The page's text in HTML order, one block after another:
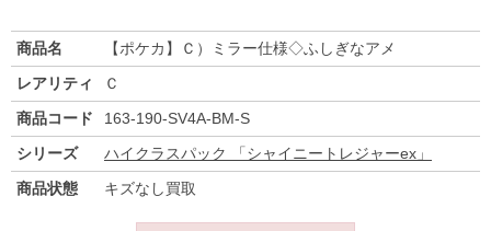
商品名
【ポケカ】Ｃ）ミラー仕様◇ふしぎなアメ
レアリティ
Ｃ
商品コード
163-190-SV4A-BM-S
シリーズ
ハイクラスパック 「シャイニートレジャーex」
商品状態
キズなし買取